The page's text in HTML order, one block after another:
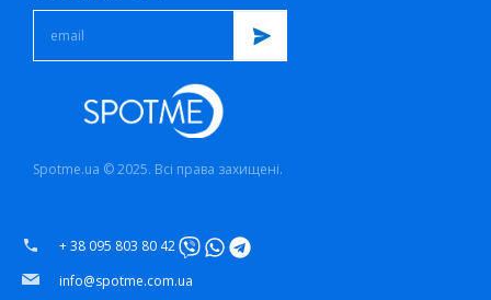
Spotme.ua © 2025. Всі права захищені.
+ 38 095 803 80 42
info@spotme.com.ua